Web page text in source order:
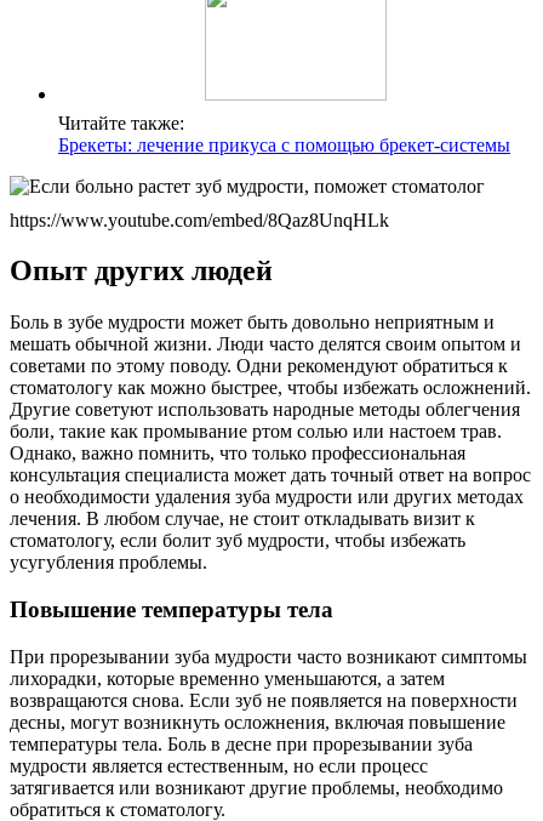
Читайте также:
Брекеты: лечение прикуса с помощью брекет-системы
https://www.youtube.com/embed/8Qaz8UnqHLk
Опыт других людей
Боль в зубе мудрости может быть довольно неприятным и
мешать обычной жизни. Люди часто делятся своим опытом и
советами по этому поводу. Одни рекомендуют обратиться к
стоматологу как можно быстрее, чтобы избежать осложнений.
Другие советуют использовать народные методы облегчения
боли, такие как промывание ртом солью или настоем трав.
Однако, важно помнить, что только профессиональная
консультация специалиста может дать точный ответ на вопрос
о необходимости удаления зуба мудрости или других методах
лечения. В любом случае, не стоит откладывать визит к
стоматологу, если болит зуб мудрости, чтобы избежать
усугубления проблемы.
Повышение температуры тела
При прорезывании зуба мудрости часто возникают симптомы
лихорадки, которые временно уменьшаются, а затем
возвращаются снова. Если зуб не появляется на поверхности
десны, могут возникнуть осложнения, включая повышение
температуры тела. Боль в десне при прорезывании зуба
мудрости является естественным, но если процесс
затягивается или возникают другие проблемы, необходимо
обратиться к стоматологу.